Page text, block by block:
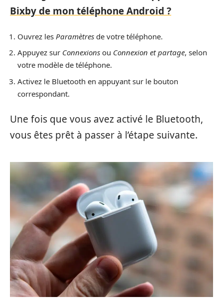
Bixby de mon téléphone Android ?
Ouvrez les Paramètres de votre téléphone.
Appuyez sur Connexions ou Connexion et partage, selon
votre modèle de téléphone.
Activez le Bluetooth en appuyant sur le bouton
correspondant.
Une fois que vous avez activé le Bluetooth,
vous êtes prêt à passer à l’étape suivante.